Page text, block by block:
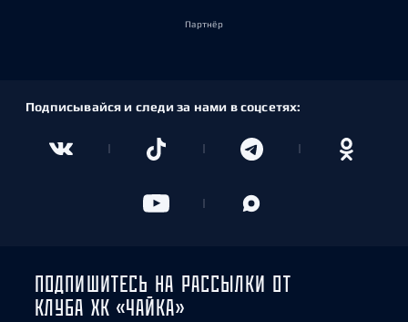
Партнёр
Подписывайся и следи за нами в соцсетях:
ПОДПИШИТЕСЬ НА РАССЫЛКИ ОТ
КЛУБА ХК «ЧАЙКА»